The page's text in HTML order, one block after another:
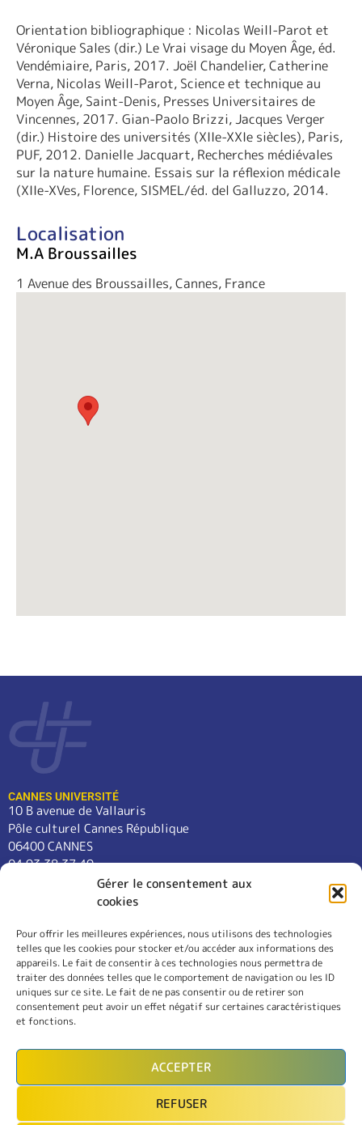
Gérer le consentement aux
cookies
Pour offrir les meilleures expériences, nous utilisons des technologies
telles que les cookies pour stocker et/ou accéder aux informations des
appareils. Le fait de consentir à ces technologies nous permettra de
traiter des données telles que le comportement de navigation ou les ID
uniques sur ce site. Le fait de ne pas consentir ou de retirer son
consentement peut avoir un effet négatif sur certaines caractéristiques
et fonctions.
ACCEPTER
REFUSER
Orientation bibliographique : Nicolas Weill-Parot et
Véronique Sales (dir.) Le Vrai visage du Moyen Âge, éd.
Vendémiaire, Paris, 2017. Joël Chandelier, Catherine
Verna, Nicolas Weill-Parot, Science et technique au
Moyen Âge, Saint-Denis, Presses Universitaires de
Vincennes, 2017. Gian-Paolo Brizzi, Jacques Verger
(dir.) Histoire des universités (XIIe-XXIe siècles), Paris,
PUF, 2012. Danielle Jacquart, Recherches médiévales
sur la nature humaine. Essais sur la réflexion médicale
(XIIe-XVes, Florence, SISMEL/éd. del Galluzzo, 2014.
Localisation
M.A Broussailles
1 Avenue des Broussailles, Cannes, France
CANNES UNIVERSITÉ
10 B avenue de Vallauris
Pôle culturel Cannes République
06400 CANNES
04 93 38 37 49
contact@cannes-universite.fr
COURS
LANGUES
CONFÉRENCES
SORTIES
L’ASSOCIATION
INSCRIPTION